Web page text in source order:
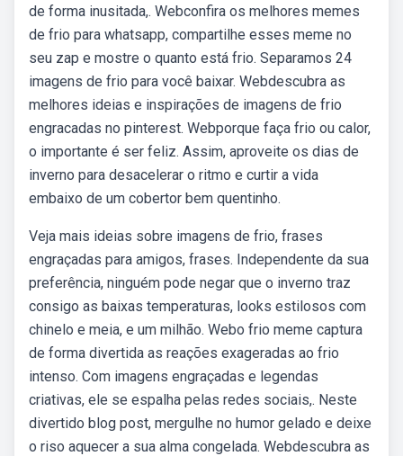
de forma inusitada,. Webconfira os melhores memes
de frio para whatsapp, compartilhe esses meme no
seu zap e mostre o quanto está frio. Separamos 24
imagens de frio para você baixar. Webdescubra as
melhores ideias e inspirações de imagens de frio
engracadas no pinterest. Webporque faça frio ou calor,
o importante é ser feliz. Assim, aproveite os dias de
inverno para desacelerar o ritmo e curtir a vida
embaixo de um cobertor bem quentinho.
Veja mais ideias sobre imagens de frio, frases
engraçadas para amigos, frases. Independente da sua
preferência, ninguém pode negar que o inverno traz
consigo as baixas temperaturas, looks estilosos com
chinelo e meia, e um milhão. Webo frio meme captura
de forma divertida as reações exageradas ao frio
intenso. Com imagens engraçadas e legendas
criativas, ele se espalha pelas redes sociais,. Neste
divertido blog post, mergulhe no humor gelado e deixe
o riso aquecer a sua alma congelada. Webdescubra as